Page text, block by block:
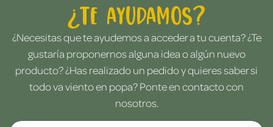
¿Te ayudamos?
¿Necesitas que te ayudemos a acceder a tu cuenta? ¿Te
gustaría proponernos alguna idea o algún nuevo
producto? ¿Has realizado un pedido y quieres saber si
todo va viento en popa? Ponte en contacto con
nosotros.